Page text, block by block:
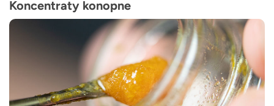
Koncentraty konopne